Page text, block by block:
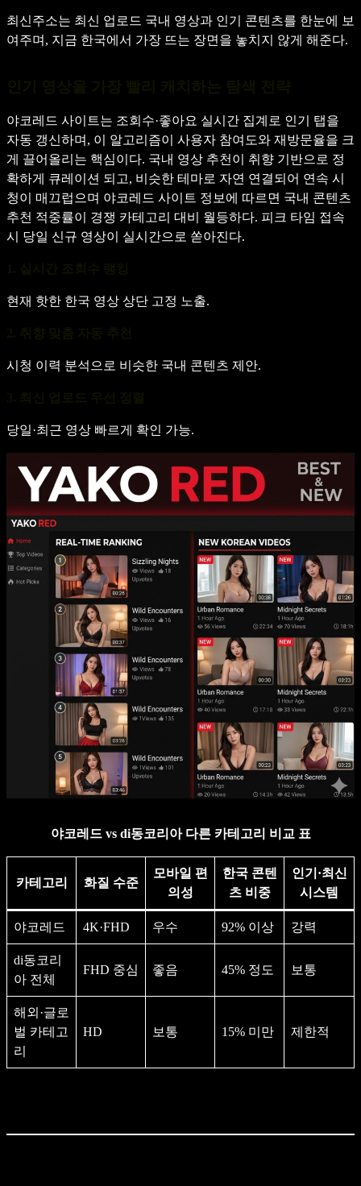
최신주소는 최신 업로드 국내 영상과 인기 콘텐츠를 한눈에 보
여주며, 지금 한국에서 가장 뜨는 장면을 놓치지 않게 해준다.
야코레드 사이트는 조회수·좋아요 실시간 집계로 인기 탭을
자동 갱신하며, 이 알고리즘이 사용자 참여도와 재방문율을 크
게 끌어올리는 핵심이다. 국내 영상 추천이 취향 기반으로 정
확하게 큐레이션 되고, 비슷한 테마로 자연 연결되어 연속 시
청이 매끄럽으며 야코레드 사이트 정보에 따르면 국내 콘텐츠
추천 적중률이 경쟁 카테고리 대비 월등하다. 피크 타임 접속
시 당일 신규 영상이 실시간으로 쏟아진다.
현재 핫한 한국 영상 상단 고정 노출.
시청 이력 분석으로 비슷한 국내 콘텐츠 제안.
당일·최근 영상 빠르게 확인 가능.
야코레드 vs di동코리아 다른 카테고리 비교 표
카테고리 화질 수준
모바일 편
의성
한국 콘텐
츠 비중
인기·최신
시스템
야코레드 4K·FHD 우수 92% 이상 강력
di동코리
아 전체
FHD 중심 좋음 45% 정도 보통
해외·글로
벌 카테고
리
HD 보통 15% 미만 제한적